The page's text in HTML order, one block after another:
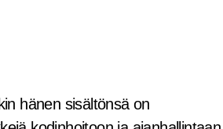
hänen sisältönsä on